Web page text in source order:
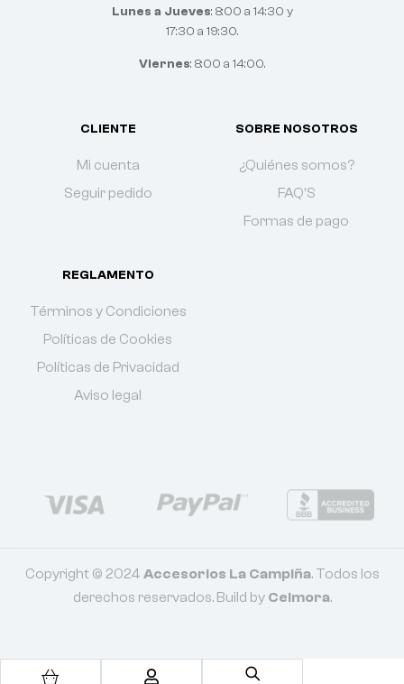
Lunes a Jueves: 8:00 a 14:30 y
17:30 a 19:30.
Viernes: 8:00 a 14:00.
CLIENTE
Mi cuenta
Seguir pedido
SOBRE NOSOTROS
¿Quiénes somos?
FAQ'S
Formas de pago
REGLAMENTO
Términos y Condiciones
Políticas de Cookies
Políticas de Privacidad
Aviso legal
Copyright © 2024 Accesorios La Campiña. Todos los
derechos reservados. Build byCelmora.